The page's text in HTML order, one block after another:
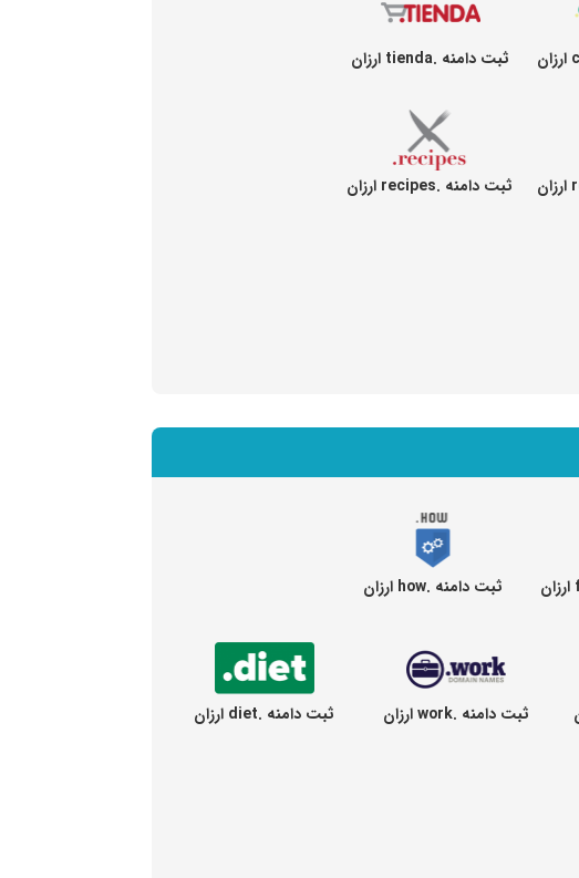
ثبت دامنه .tienda ارزان
ثبت دامنه .recipes ارزان
ثبت دامنه .how ارزان
ثبت دامنه .work ارزان ثبت دامنه .diet ارزان